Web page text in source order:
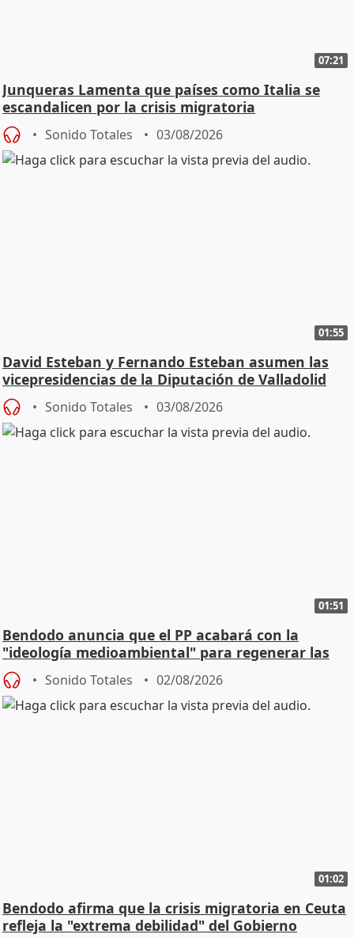
07:21
Junqueras Lamenta que países como Italia se
escandalicen por la crisis migratoria
Sonido Totales 03/08/2026
01:55
David Esteban y Fernando Esteban asumen las
vicepresidencias de la Diputación de Valladolid
Sonido Totales 03/08/2026
01:51
Bendodo anuncia que el PP acabará con la
"ideología medioambiental" para regenerar las
playas
Sonido Totales 02/08/2026
01:02
Bendodo afirma que la crisis migratoria en Ceuta
refleja la "extrema debilidad" del Gobierno